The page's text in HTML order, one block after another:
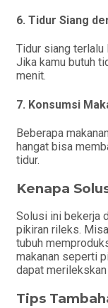
6. Tidur Siang
Tidur siang terlalu
Jika kamu butuh
menit.
7. Konsumsi
Beberapa
hangat bisa
tidur.
Kenapa
Solusi ini bekerja
pikiran rileks.
tubuh
makanan seperti
dapat
Tips